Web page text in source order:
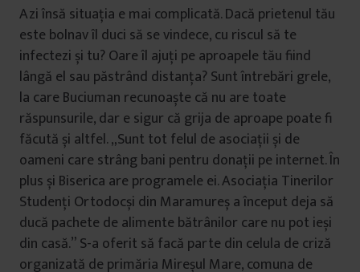
Azi însă situația e mai complicată. Dacă prietenul tău
este bolnav îl duci să se vindece, cu riscul să te
infectezi și tu? Oare îl ajuți pe aproapele tău fiind
lângă el sau păstrând distanța? Sunt întrebări grele,
la care Buciuman recunoaște că nu are toate
răspunsurile, dar e sigur că grija de aproape poate fi
făcută și altfel. „Sunt tot felul de asociații și de
oameni care strâng bani pentru donații pe internet. În
plus și Biserica are programele ei. Asociația Tinerilor
Studenți Ortodocși din Maramureș a început deja să
ducă pachete de alimente bătrânilor care nu pot ieși
din casă.” S-a oferit să facă parte din celula de criză
organizată de primăria Mireșul Mare, comuna de